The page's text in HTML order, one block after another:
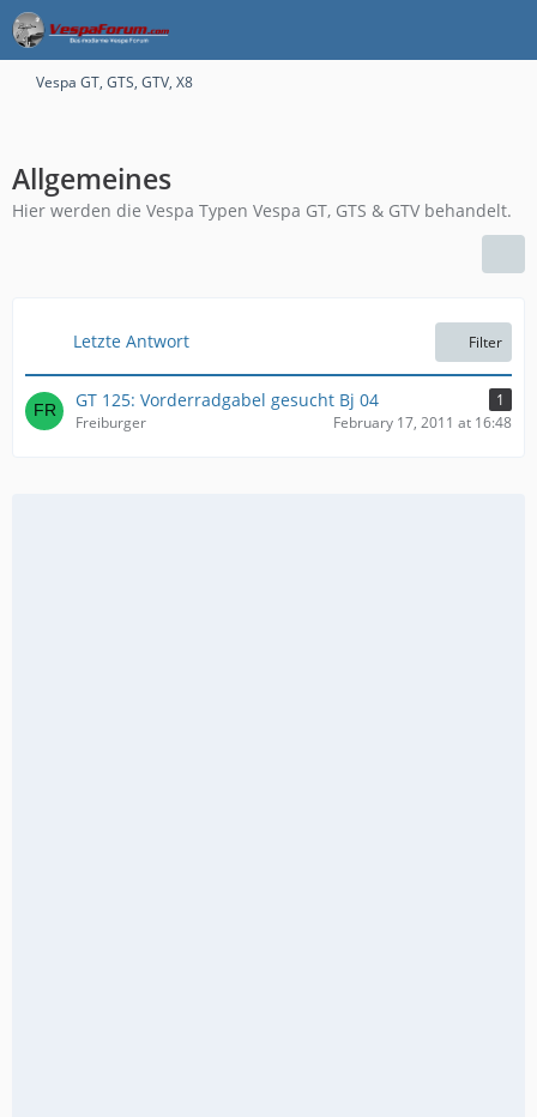
Vespa GT, GTS, GTV, X8
Allgemeines
Hier werden die Vespa Typen Vespa GT, GTS & GTV behandelt.
Letzte Antwort Filter
GT 125: Vorderradgabel gesucht Bj 04
1
Freiburger
February 17, 2011 at 16:48